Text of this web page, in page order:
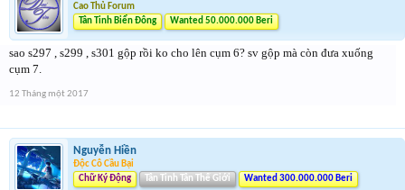
Cao Thủ Forum
Tân Tinh Biển Đông
Wanted 50.000.000 Beri
sao s297 , s299 , s301 gộp rồi ko cho lên cụm 6? sv gộp mà còn đưa xuống
cụm 7.
12 Tháng một 2017
Nguyễn Hiền
Độc Cô Cầu Bại
Chữ Ký Động
Tân Tinh Tân Thế Giới Wanted 300.000.000 Beri